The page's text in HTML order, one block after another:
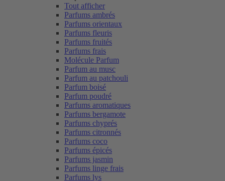
Tout afficher
Parfums ambrés
Parfums orientaux
Parfums fleuris
Parfums fruités
Parfums frais
Molécule Parfum
Parfum au musc
Parfum au patchouli
Parfum boisé
Parfum poudré
Parfums aromatiques
Parfums bergamote
Parfums chyprés
Parfums citronnés
Parfums coco
Parfums épicés
Parfums jasmin
Parfums linge frais
Parfums lys